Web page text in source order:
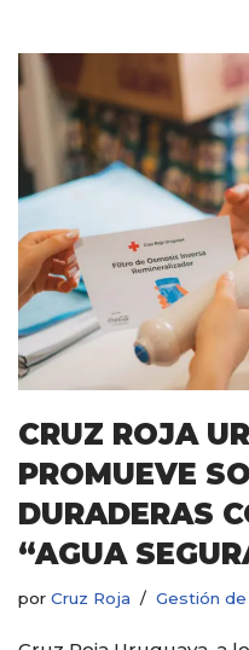
CRUZ ROJA
PROMUEVE
DURADERAS
“AGUA
por Cruz Roja Gestión